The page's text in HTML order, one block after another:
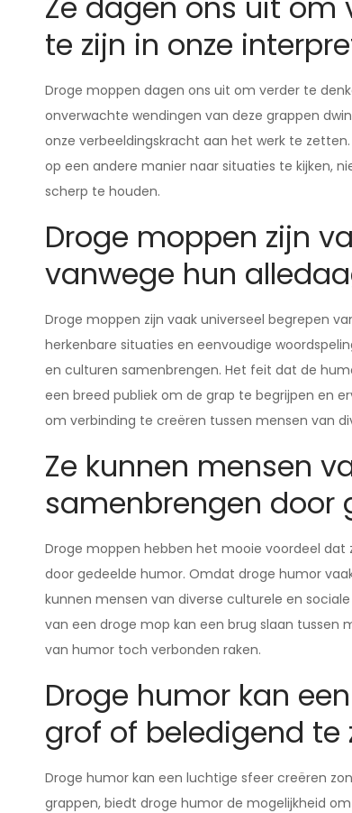
te zijn in onze
Droge moppen dagen ons uit om verder te
onverwachte wendingen van deze grappen
onze verbeeldingskracht aan het werk te
op een andere manier naar situaties te kijken,
scherp te houden.
Droge moppen zijn
vanwege hun
Droge moppen zijn vaak universeel begrepen
herkenbare situaties en eenvoudige
en culturen samenbrengen. Het feit dat de
een breed publiek om de grap te begrijpen en
om verbinding te creëren tussen mensen van
Ze kunnen mensen
samenbrengen door
Droge moppen hebben het mooie voordeel
door gedeelde humor. Omdat droge humor
kunnen mensen van diverse culturele en
van een droge mop kan een brug slaan tussen
van humor toch verbonden raken.
Droge humor kan
grof of beledigend te
Droge humor kan een luchtige sfeer creëren
grappen, biedt droge humor de mogelijkheid